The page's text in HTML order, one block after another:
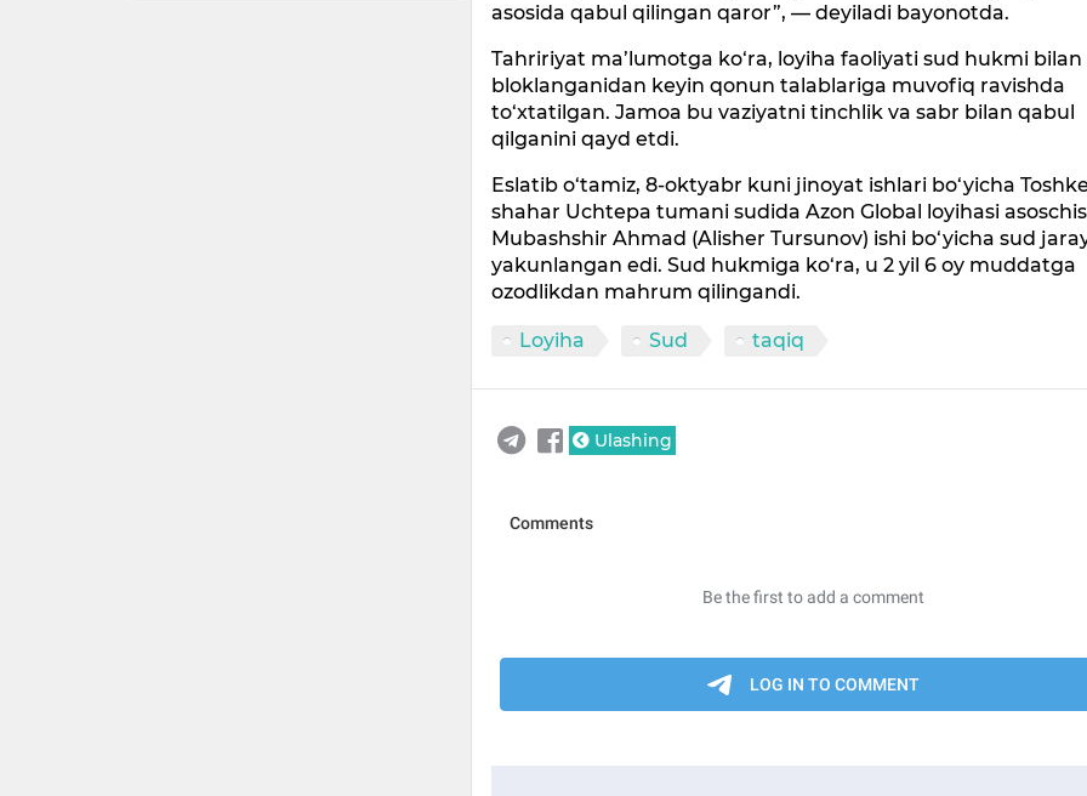
asosida qabul qilingan qaror”, — deyiladi bayonotda.
Tahririyat ma’lumotga ko‘ra, loyiha faoliyati sud hukmi bilan
bloklanganidan keyin qonun talablariga muvofiq ravishda
to‘xtatilgan. Jamoa bu vaziyatni tinchlik va sabr bilan qabul
qilganini qayd etdi.
Eslatib o‘tamiz, 8-oktyabr kuni jinoyat ishlari bo‘yicha
shahar Uchtepa tumani sudida Azon Global loyihasi
Mubashshir Ahmad (Alisher Tursunov) ishi bo‘yicha sud
yakunlangan edi. Sud hukmiga ko‘ra, u 2 yil 6 oy muddatga
ozodlikdan mahrum qilingandi.
Loyiha Sud taqiq
Ulashing